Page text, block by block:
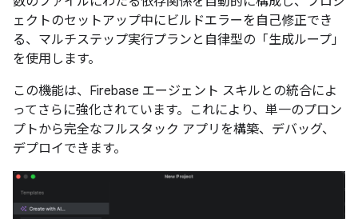
ェクトのセットアップ中にビルドエラーを自己修正でき
る、マルチステップ実行プランと自律型の「生成ループ」
を使用します。
この機能は、Firebase エージェント スキルとの統合によ
ってさらに強化されています。これにより、単一のプロン
プトから完全なフルスタック アプリを構築、デバッグ、
デプロイできます。